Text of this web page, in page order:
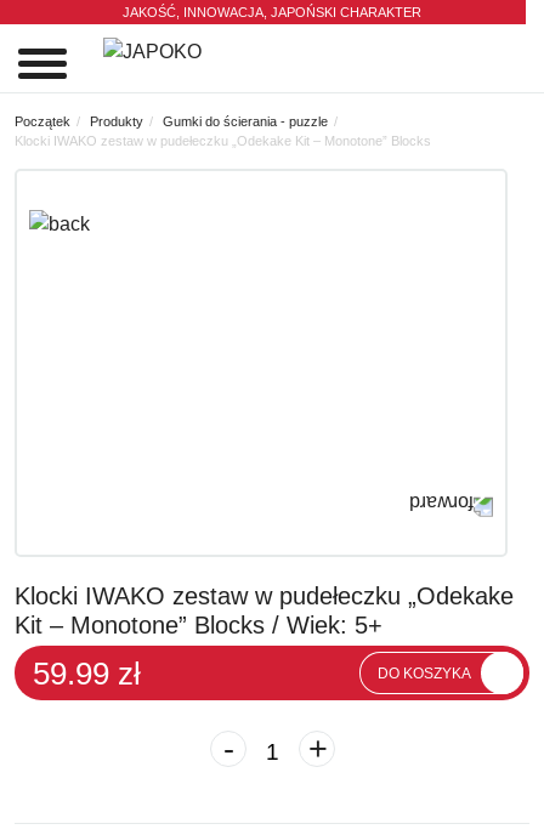
JAKOŚĆ, INNOWACJA, JAPOŃSKI CHARAKTER
Początek Produkty
Gumki do ścierania - puzzle
Klocki IWAKO zestaw w pudełeczku „Odekake Kit – Monotone” Blocks
Klocki IWAKO zestaw w pudełeczku „Odekake
Kit – Monotone” Blocks / Wiek: 5+
59.99 zł DO KOSZYKA
- +